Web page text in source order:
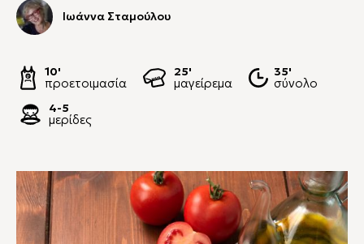
Ιωάννα Σταμούλου
10'
προετοιμασία
25'
μαγείρεμα
35'
σύνολο
4-5
μερίδες